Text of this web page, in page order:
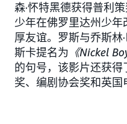
森·怀特黑德获得普利
少年在佛罗里达州少
厚友谊。罗斯与乔斯林
斯卡提名为 《Nickel
的句号，该影片还获得
奖、编剧协会奖和英国